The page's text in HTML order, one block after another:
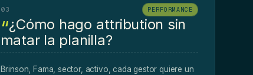
03 PERFORMANCE
¿Cómo hago attribution sin
matar la planilla?
Brinson, Fama, sector, activo, cada gestor quiere un